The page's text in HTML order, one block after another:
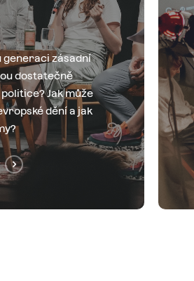
generaci zásadní
dostatečně
Jak může
dění a jak